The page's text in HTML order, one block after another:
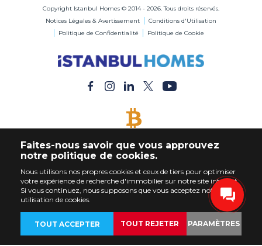
RETOUR IMMOBILIERS PERSONNALISER
Copyright Istanbul Homes © 2014 - 2026. Tous droits réservés.
Notices Légales & Avertissement
Conditions d'Utilisation
Politique de Confidentialité
Politique de Cookie
Acheter Immobilier en Bitcoin
Faites-nous savoir que vous approuvez
notre politique de cookies.
Nous utilisons nos propres cookies et ceux de tiers pour optimiser
votre expérience de recherche d'immobilier sur notre site internet.
Si vous continuez, nous supposons que vous acceptez notre
utilisation de cookies.
TOUT ACCEPTER TOUT REJETER PARAMÈTRES